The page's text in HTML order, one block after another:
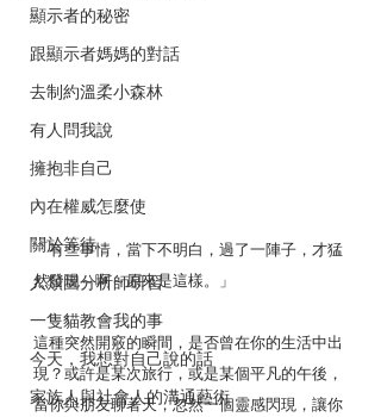
顯示者的秘密
跟顯示者媽媽的對話
去制約溫柔小森林
有人問我說
擁抱非自己
內在權威怎麼使
關於等待
人類圖分析師研習
一隻貓教會我的事
今天，我想對自己說的話
家族人與社會人的溝通藝術
「有些事情，當下不明白，過了一陣子，才猛
然發現～啊～原來是這樣。」
這種突然開竅的瞬間，是否曾在你的生活中出
現？或許是某次旅行，或是某個平凡的午後，
當你與朋友聊著天，忽然一個靈感閃現，讓你